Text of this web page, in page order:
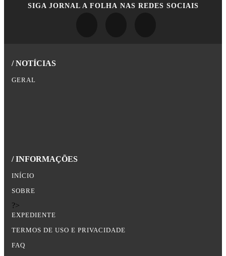
SIGA JORNAL A FOLHA NAS REDES SOCIAIS
/ NOTÍCIAS
GERAL
/ INFORMAÇÕES
INÍCIO
SOBRE
?>
EXPEDIENTE
TERMOS DE USO E PRIVACIDADE
FAQ